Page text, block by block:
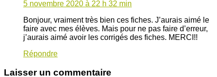
5 novembre 2020 à 22 h 32 min
Bonjour, vraiment très bien ces fiches. J’aurais aimé le
faire avec mes élèves. Mais pour ne pas faire d’erreur,
j’aurais aimé avoir les corrigés des fiches. MERCI!!
Répondre
Laisser un commentaire